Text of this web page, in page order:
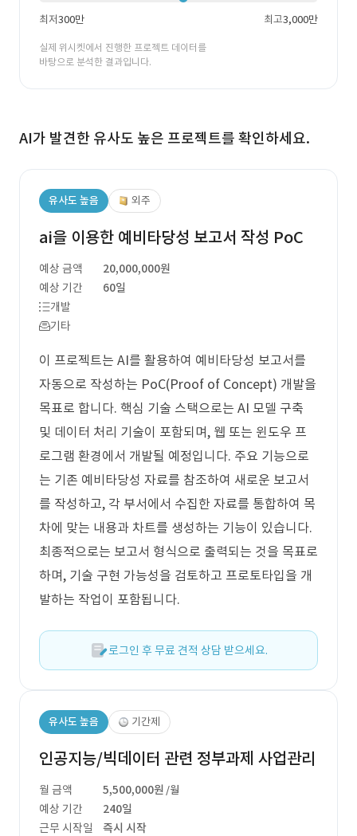
최저300만 최고3,000만
실제 위시켓에서 진행한 프로젝트 데이터를
바탕으로 분석한 결과입니다.
AI가 발견한 유사도 높은 프로젝트를 확인하세요.
유사도 높음 외주
ai을 이용한 예비타당성 보고서 작성 PoC
예상 금액
20,000,000원
예상 기간
60일
개발
기타
이 프로젝트는 AI를 활용하여 예비타당성 보고서를
자동으로 작성하는 PoC(Proof of Concept) 개발을
목표로 합니다. 핵심 기술 스택으로는 AI 모델 구축
및 데이터 처리 기술이 포함되며, 웹 또는 윈도우 프
로그램 환경에서 개발될 예정입니다. 주요 기능으로
는 기존 예비타당성 자료를 참조하여 새로운 보고서
를 작성하고, 각 부서에서 수집한 자료를 통합하여 목
차에 맞는 내용과 차트를 생성하는 기능이 있습니다.
최종적으로는 보고서 형식으로 출력되는 것을 목표로
하며, 기술 구현 가능성을 검토하고 프로토타입을 개
발하는 작업이 포함됩니다.
로그인 후 무료 견적 상담 받으세요.
유사도 높음 기간제
인공지능/빅데이터 관련 정부과제 사업관리
월 금액 5,500,000원 /월
예상 기간
240일
근무 시작일
즉시 시작